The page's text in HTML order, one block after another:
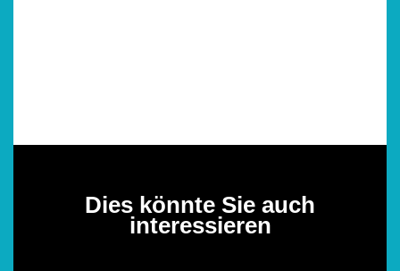
Dies könnte Sie auch
interessieren